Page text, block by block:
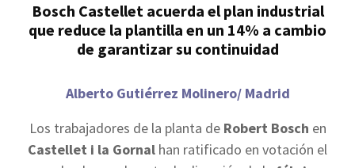
Bosch Castellet acuerda el plan industrial
que reduce la plantilla en un 14% a cambio
de garantizar su continuidad
Alberto Gutiérrez Molinero/ Madrid
Los trabajadores de la planta de Robert Bosch en
Castellet i la Gornal han ratificado en votación el